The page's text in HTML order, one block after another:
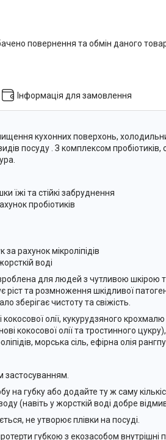
повернення та обмін даного
Інформація для замовлення
кухонних поверхонь,
посуду . З комплексом пробіотиків,
їжі та стійкі забруднення
пробіотиків
рахунок мікроліпідів
воді
для людей з чутливою шкірою
ріст та розмноження шкідливої
зберігає чистоту та свіжість.
олії, кукурудзяного
кокосової олії та тростинного
морська сіль, ефірна олія
на губку або додайте ту ж саму
(навіть у жорсткій воді добре
не утворює плівки на посуді.
губкою з екозасобом внутрішні